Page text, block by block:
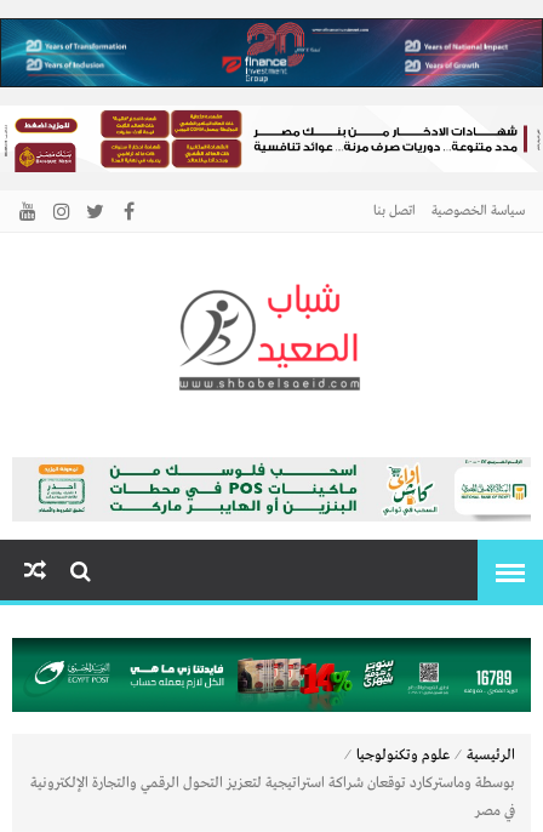
سياسة الخصوصية اتصل بنا
شباب الصعيد
الرئيسية ⁄ علوم وتكنولوجيا ⁄
بوسطة وماستركارد توقعان شراكة استراتيجية لتعزيز التحول الرقمي والتجارة الإلكترونية
في مصر